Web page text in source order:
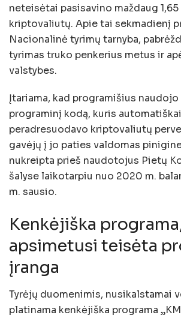
neteisėtai pasisavino maždaug
kriptovaliutų. Apie tai sekmadienį
Nacionalinė tyrimų tarnyba,
tyrimas truko penkerius metus ir
valstybes.
Įtariama, kad programišius naudojo
programinį kodą, kuris automatiškai
peradresuodavo kriptovaliutų
gavėjų į jo paties valdomas
nukreipta prieš naudotojus Pietų
šalyse laikotarpiu nuo 2020 m.
m. sausio.
Kenkėjiška
apsimetusi teisėta
įranga
Tyrėjų duomenimis, nusikalstamai
platinama kenkėjiška programa